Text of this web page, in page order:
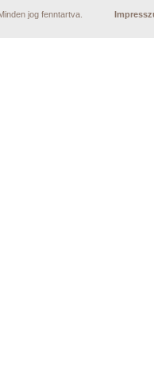
jog fenntartva.